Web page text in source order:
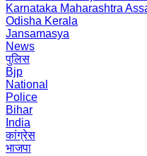
Karnataka Maharashtra
Odisha Kerala
Jansamasya
News
पुलिस
Bjp
National
Police
Bihar
India
कांग्रेस
भाजपा